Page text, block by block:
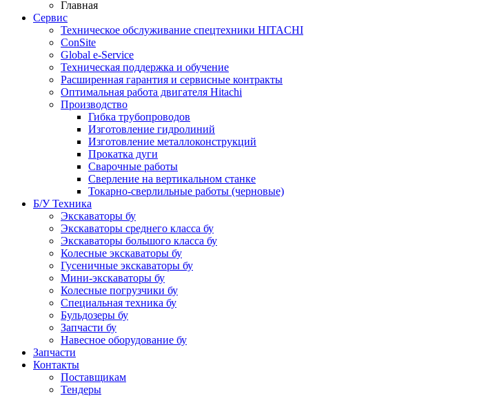
Главная
Сервис
Техническое обслуживание спецтехники HITACHI
ConSite
Global e-Service
Техническая поддержка и обучение
Расширенная гарантия и сервисные контракты
Оптимальная работа двигателя Hitachi
Производство
Гибка трубопроводов
Изготовление гидролиний
Изготовление металлоконструкций
Прокатка дуги
Сварочные работы
Сверление на вертикальном станке
Токарно-сверлильные работы (черновые)
Б/У Техника
Экскаваторы бу
Экскаваторы среднего класса бу
Экскаваторы большого класса бу
Колесные экскаваторы бу
Гусеничные экскаваторы бу
Мини-экскаваторы бу
Колесные погрузчики бу
Специальная техника бу
Бульдозеры бу
Запчасти бу
Навесное оборудование бу
Запчасти
Контакты
Поставщикам
Тендеры